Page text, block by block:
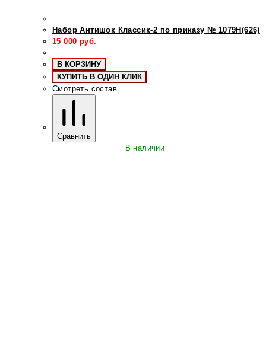
Набор Антишок Классик-2 по приказу № 1079Н(626)
15 000 руб.
В КОРЗИНУ
КУПИТЬ В ОДИН КЛИК
Смотреть состав
Сравнить
В наличии